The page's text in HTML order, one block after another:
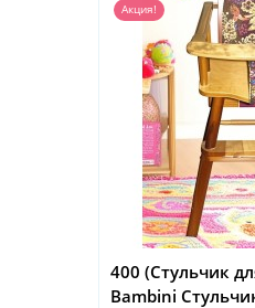
Акция!
400 (Стульчик
Bambini